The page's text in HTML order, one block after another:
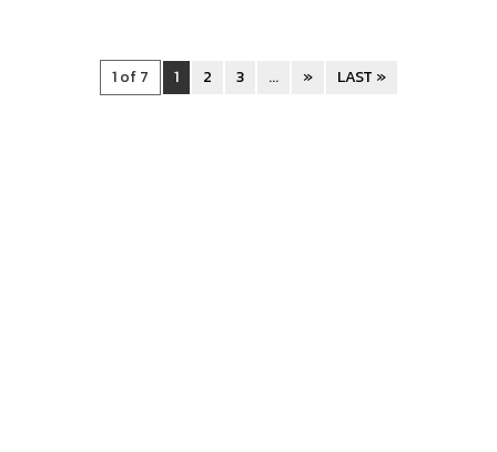
1 of 7 1 2 3 ... » LAST »